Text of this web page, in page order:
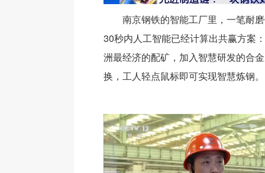
南京钢铁的智能工厂里，一笔耐
30秒内人工智能已经计算出共赢方案
洲最经济的配矿，加入智慧研发的合
换，工人轻点鼠标即可实现智慧炼钢。